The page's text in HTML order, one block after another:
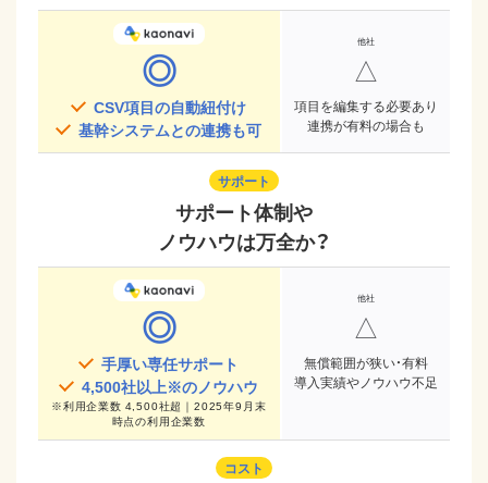
◎
CSV項目の自動紐付け
基幹システムとの連携も可
△
項目を編集する必要あり
連携が有料の場合も
サポート
サポート体制や
ノウハウは万全か？
◎
手厚い専任サポート
4,500社以上※のノウハウ
※利用企業数 4,500社超｜2025年9月末
時点の利用企業数
△
無償範囲が狭い・有料
導入実績やノウハウ不足
コスト